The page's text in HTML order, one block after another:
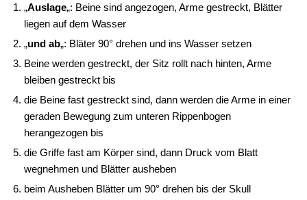
„Auslage„: Beine sind angezogen, Arme gestreckt, Blätter
liegen auf dem Wasser
„und ab„: Bläter 90° drehen und ins Wasser setzen
Beine werden gestreckt, der Sitz rollt nach hinten, Arme
bleiben gestreckt bis
die Beine fast gestreckt sind, dann werden die Arme in einer
geraden Bewegung zum unteren Rippenbogen
herangezogen bis
die Griffe fast am Körper sind, dann Druck vom Blatt
wegnehmen und Blätter ausheben
beim Ausheben Blätter um 90° drehen bis der Skull